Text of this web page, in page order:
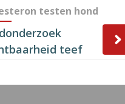
testen hond
teef